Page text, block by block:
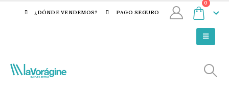
¿DÓNDE VENDEMOS? PAGO SEGURO
0